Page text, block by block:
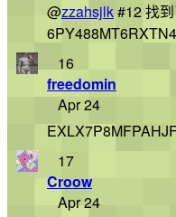
@zzahsjlk#12 找到
16
freedomin
Apr 24
17
Croow
Apr 24